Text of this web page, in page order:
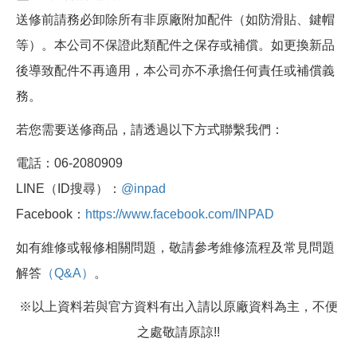
送修前請務必卸除所有非原廠附加配件（如防滑貼、鍵帽
等）。本公司不保證此類配件之保存或補償。如更換新品
後導致配件不再適用，本公司亦不承擔任何責任或補償義
務。
若您需要送修商品，請透過以下方式聯繫我們：
電話：06-2080909
LINE（ID搜尋）： @inpad
Facebook： https://www.facebook.com/INPAD
如有維修或報修相關問題，敬請參考維修流程及常見問題
解答 （Q&A） 。
※以上資料若與官方資料有出入請以原廠資料為主，不便
之處敬請原諒!!